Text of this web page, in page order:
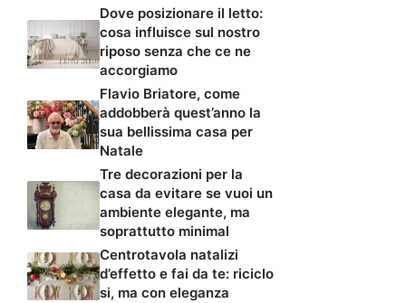
Dove posizionare il letto:
cosa influisce sul nostro
riposo senza che ce ne
accorgiamo
Flavio Briatore, come
addobberà quest’anno la
sua bellissima casa per
Natale
Tre decorazioni per la
casa da evitare se vuoi un
ambiente elegante, ma
soprattutto minimal
Centrotavola natalizi
d’effetto e fai da te: riciclo
si, ma con eleganza